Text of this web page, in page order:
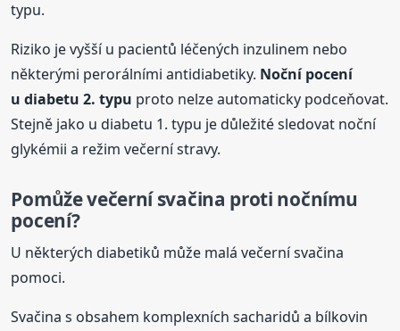
typu.
Riziko je vyšší u pacientů léčených inzulinem nebo
některými perorálními antidiabetiky. Nočnípocení
u diabetu 2. typu proto nelze automaticky podceňovat.
Stejně jako u diabetu 1. typu je důležité sledovat noční
glykémii a režim večerní stravy.
Pomůže večerní svačina proti nočnímu
pocení?
U některých diabetiků může malá večerní svačina
pomoci.
Svačina s obsahem komplexních sacharidů a bílkovin